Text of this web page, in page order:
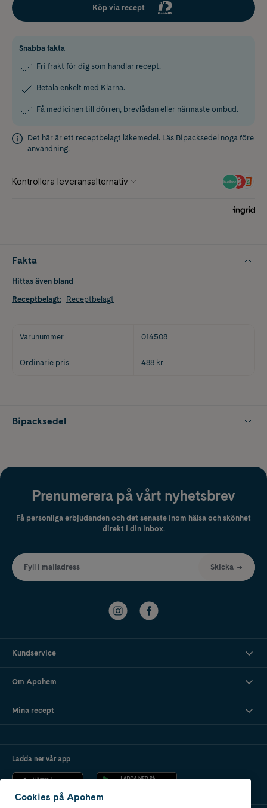
Köp via recept
Snabba fakta
Fri frakt för dig som handlar recept.
Betala enkelt med Klarna.
Få medicinen till dörren, brevlådan eller närmaste ombud.
Det här är ett receptbelagt läkemedel. Läs Bipacksedel noga före
användning.
Fakta
Hittas även bland
Receptbelagt: Receptbelagt
Varunummer 014508
Ordinarie pris 488 kr
Bipacksedel
Prenumerera på vårt nyhetsbrev
Få personliga erbjudanden och det senaste inom hälsa och skönhet
direkt i din inbox.
Fyll i mailadress Skicka
Kundservice
Om Apohem
Mina recept
Ladda ner vår app
Cookies på Apohem